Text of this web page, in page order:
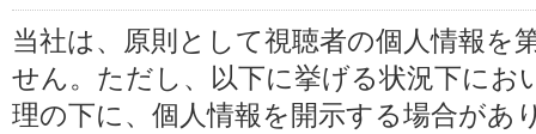
当社は、原則として視聴者の個人情報を
せん。ただし、以下に挙げる状況下にお
理の下に、個人情報を開示する場合があ